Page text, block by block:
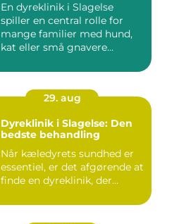
En dyreklinik i Slagelse
spiller en central rolle for
mange familier med hund,
kat eller små gnavere...
29. aug
Dyreklinik i Slagelse: Den
bedste behandling
Når kæledyrets sundhed er
essentiel, er det afgørende at
finde en dyreklinik, der...